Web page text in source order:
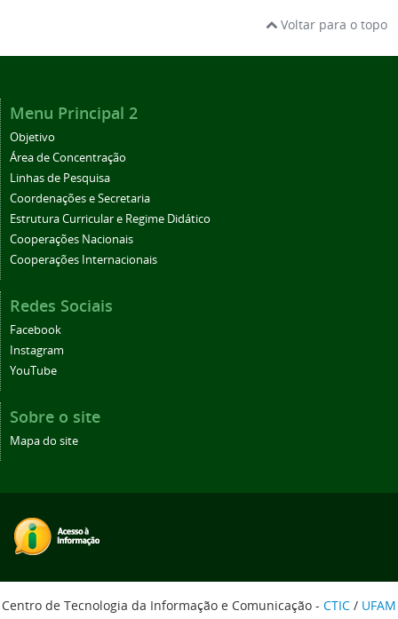
Voltar para o topo
Menu Principal 2
Objetivo
Área de Concentração
Linhas de Pesquisa
Coordenações e Secretaria
Estrutura Curricular e Regime Didático
Cooperações Nacionais
Cooperações Internacionais
Redes Sociais
Facebook
Instagram
YouTube
Sobre o site
Mapa do site
Centro de Tecnologia da Informação e Comunicação - CTIC / UFAM